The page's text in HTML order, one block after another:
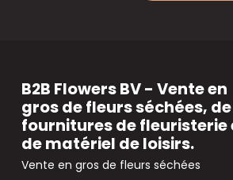
B2B Flowers BV - Vente en
gros de fleurs séchées, de
fournitures de fleuristerie
de matériel de loisirs.
Vente en gros de fleurs séchées